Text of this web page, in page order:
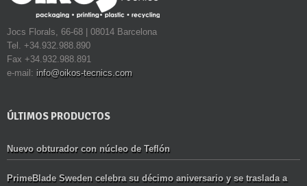
Jocs Florals, 66-68 | 08014 Barcelona
Tel. +34.932.988.890
Fax +34.932.988.891
e-mail: info@oikos-tecnics.com
ÚLTIMOS PRODUCTOS
Nuevo obturador con núcleo de Teflón
PrimeBlade Sweden celebra su décimo aniversario y se traslada a